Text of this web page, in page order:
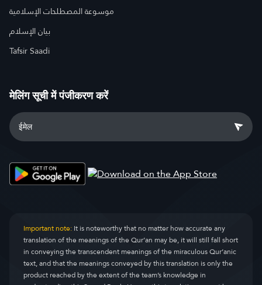
موسوعة المصطلحات الإسلامية
بيان الإسلام
Tafsir Saadi
मेलिंग सूची में पंजीकरण करें
Important note:It is noteworthy that no matter how accurate any
translation of the meanings of the Qur’an may be, it will still fall short
in conveying the transcendent meanings of the miraculous Qur’anic
text, and that the meanings conveyed by this translation is only the
product reached by the extent of the team’s knowledge in